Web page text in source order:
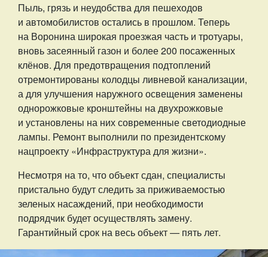
Пыль, грязь и неудобства для пешеходов
и автомобилистов остались в прошлом. Теперь
на Воронина широкая проезжая часть и тротуары,
вновь засеянный газон и более 200 посаженных
клёнов. Для предотвращения подтоплений
отремонтированы колодцы ливневой канализации,
а для улучшения наружного освещения заменены
однорожковые кронштейны на двухрожковые
и установлены на них современные светодиодные
лампы. Ремонт выполнили по президентскому
нацпроекту «Инфраструктура для жизни».
Несмотря на то, что объект сдан, специалисты
пристально будут следить за приживаемостью
зеленых насаждений, при необходимости
подрядчик будет осуществлять замену.
Гарантийный срок на весь объект — пять лет.